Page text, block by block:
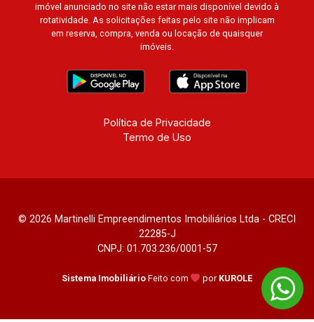
imóvel anunciado no site não estar mais disponível devido à
rotatividade. As solicitações feitas pelo site não implicam
em reserva, compra, venda ou locação de quaisquer
imóveis.
Política de Privacidade
Termo de Uso
© 2026 Martinelli Empreendimentos Imobiliários Ltda - CRECI
22285-J
CNPJ: 01.703.236/0001-57
Sistema Imobiliário Feito com por KUROLE